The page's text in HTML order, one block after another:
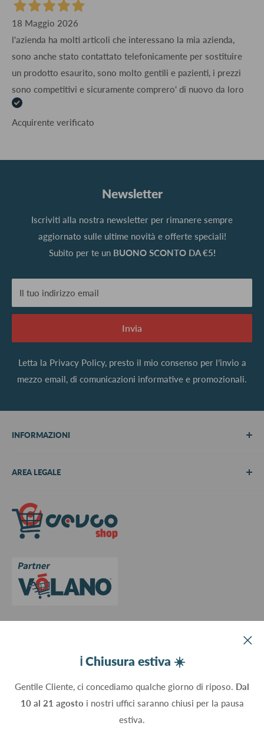
ℹ️ Chiusura estiva ☀️
Gentile Cliente, ci concediamo qualche giorno di riposo. Dal
10 al 21 agosto i nostri uffici saranno chiusi per la pausa
estiva.
18 Maggio 2026
l'azienda ha molti articoli che interessano la mia azienda,
sono anche stato contattato telefonicamente per sostituire
un prodotto esaurito, sono molto gentili e pazienti, i prezzi
sono competitivi e sicuramente comprero' di nuovo da loro
Acquirente verificato
Newsletter
Iscriviti alla nostra newsletter per rimanere sempre
aggiornato sulle ultime novità e offerte speciali!
Subito per te un BUONO SCONTO DA €5!
Il tuo indirizzo email
Invia
Letta la Privacy Policy, presto il mio consenso per l’invio a
mezzo email, di comunicazioni informative e promozionali.
INFORMAZIONI
Metodi di pagamento
Richiedi preventivo
Contattaci
AREA LEGALE
Informativa su resi e rimborsi
Privacy Policy
Aggiorna le preferenze sui cookie
C.Fisc. P.IVA 09934830960
Seguici